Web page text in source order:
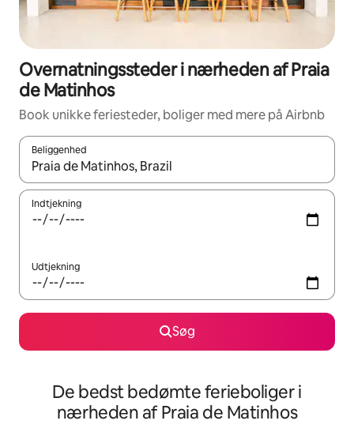
Overnatningssteder i nærheden af Praia
de Matinhos
Book unikke feriesteder, boliger med mere på Airbnb
Beliggenhed
Når resultaterne er tilgængelige, skal du navigere med
Indtjekning
Udtjekning
Søg
De bedst bedømte ferieboliger i
nærheden af Praia de Matinhos